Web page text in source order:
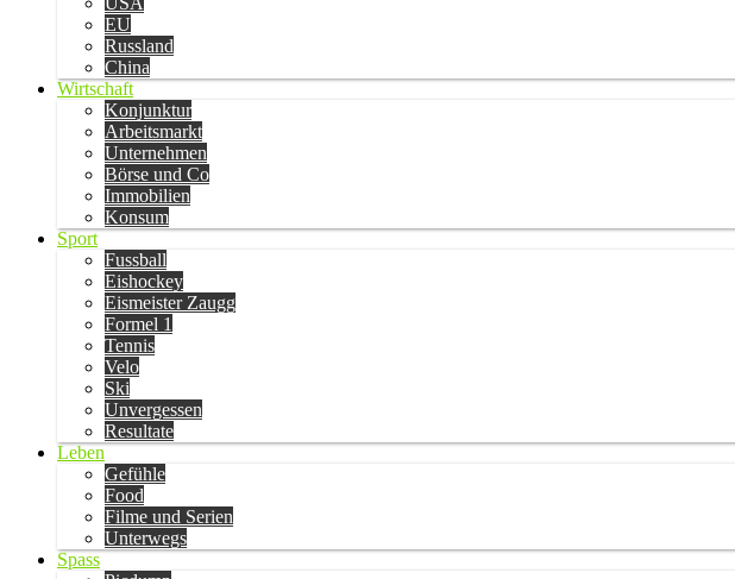
EU
Russland
China
Wirtschaft
Konjunktur
Arbeitsmarkt
Unternehmen
Börse und Co
Immobilien
Konsum
Sport
Fussball
Eishockey
Eismeister Zaugg
Formel 1
Tennis
Velo
Ski
Unvergessen
Resultate
Leben
Gefühle
Food
Filme und Serien
Unterwegs
Spass